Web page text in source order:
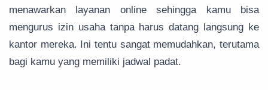
menawarkan layanan online sehingga kamu bisa
mengurus izin usaha tanpa harus datang langsung ke
kantor mereka. Ini tentu sangat memudahkan, terutama
bagi kamu yang memiliki jadwal padat.